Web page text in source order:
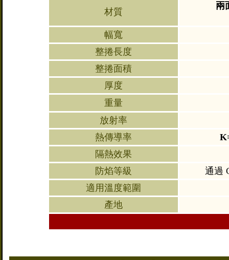
材質
兩
幅寬
整捲長度
整捲面積
厚度
重量
放射率
熱傳導率
隔熱效果
防焰等級
通過
適用溫度範圍
產地